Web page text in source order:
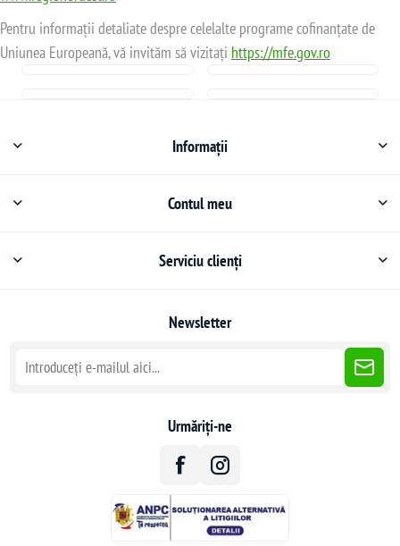
Pentru informații detaliate despre celelalte programe cofinanțate de
Uniunea Europeană, vă invităm să vizitați https://mfe.gov.ro
Informații
Contul meu
Serviciu clienți
Newsletter
Urmăriți-ne